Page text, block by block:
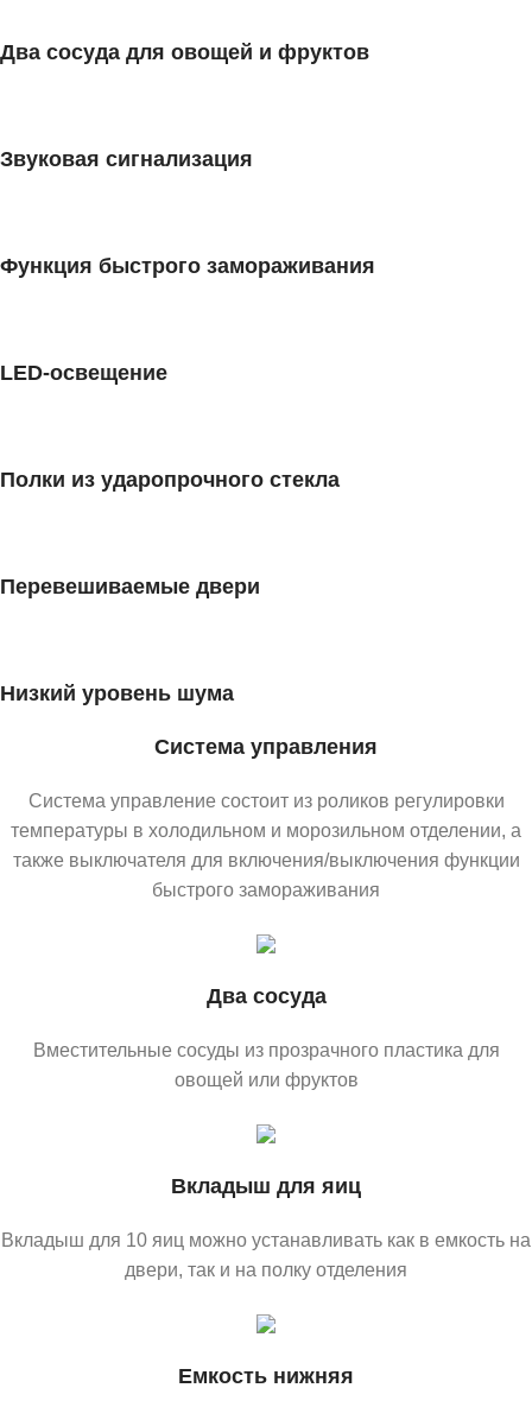
Два сосуда для овощей и фруктов
Звуковая сигнализация
Функция быстрого замораживания
LED-освещение
Полки из ударопрочного стекла
Перевешиваемые двери
Низкий уровень шума
Система управления
Система управление состоит из роликов регулировки
температуры в холодильном и морозильном отделении, а
также выключателя для включения/выключения функции
быстрого замораживания
Два сосуда
Вместительные сосуды из прозрачного пластика для
овощей или фруктов
Вкладыш для яиц
Вкладыш для 10 яиц можно устанавливать как в емкость на
двери, так и на полку отделения
Емкость нижняя